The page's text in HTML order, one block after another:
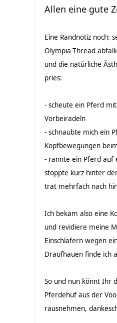
Allen eine gute
Eine Randnotiz noch:
Olympia-Thread
und die natürliche
pries:
- scheute ein Pferd
Vorbeiradeln
- schnaubte mich ein
Kopfbewegungen
- rannte ein Pferd auf
stoppte kurz hinter
trat mehrfach nach
Ich bekam also eine
und revidiere meine
Einschläfern wegen
Draufhauen finde ich
So und nun könnt Ihr
Pferdehuf aus der
rausnehmen,